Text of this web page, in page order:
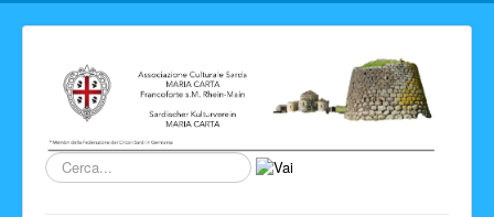
Cerca...